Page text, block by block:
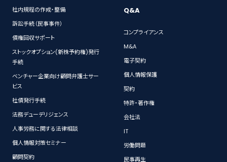
社内規程の作成・整備
訴訟手続（民事事件）
債権回収サポート
ストックオプション(新株予約権)発行
手続
ベンチャー企業向け顧問弁護士サー
ビス
社債発行手続
法務デューデリジェンス
人事労務に関する法律相談
個人情報対策セミナー
顧問契約
Q&A
コンプライアンス
M&A
電子契約
個人情報保護
契約
特許・著作権
会社法
IT
労働問題
民事再生